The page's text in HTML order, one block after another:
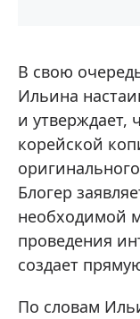
В свою
Ильина
и утверждает,
корейской
Блогер
необходимой
проведения
создает
По словам